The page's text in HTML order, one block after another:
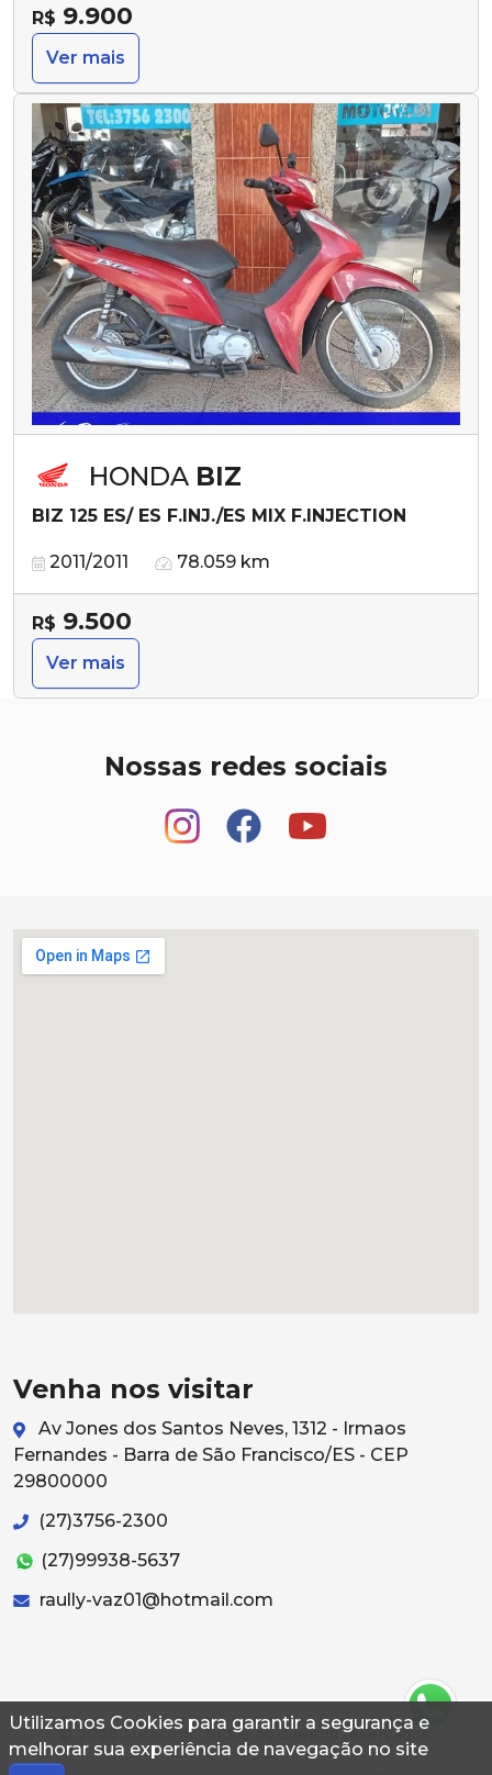
Utilizamos Cookies para garantir a segurança e
melhorar sua experiência de navegação no site
R$ 9.900
Ver mais
HONDA BIZ
BIZ 125 ES/ ES F.INJ./ES MIX F.INJECTION
2011/2011 78.059 km
R$ 9.500
Ver mais
Nossas redes sociais
Venha nos visitar
Av Jones dos Santos Neves, 1312 - Irmaos
Fernandes - Barra de São Francisco/ES - CEP
29800000
(27)3756-2300
(27)99938-5637
raully-vaz01@hotmail.com
© 2026 Autoconf. Todos os direitos reservados.